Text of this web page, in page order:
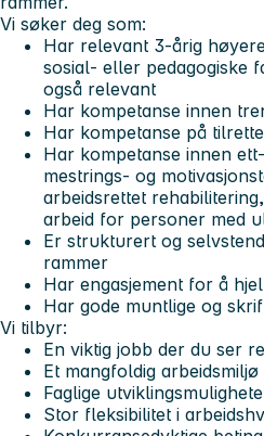
Vi søker deg som:
Har relevant 3-årig
sosial- eller pedagogiske
også relevant
Har kompetanse innen
Har kompetanse på
Har kompetanse innen
mestrings- og
arbeidsrettet
arbeid for personer med
Er strukturert og
rammer
Har engasjement for å
Har gode muntlige og
Vi tilbyr:
En viktig jobb der du ser
Et mangfoldig
Faglige
Stor fleksibilitet i